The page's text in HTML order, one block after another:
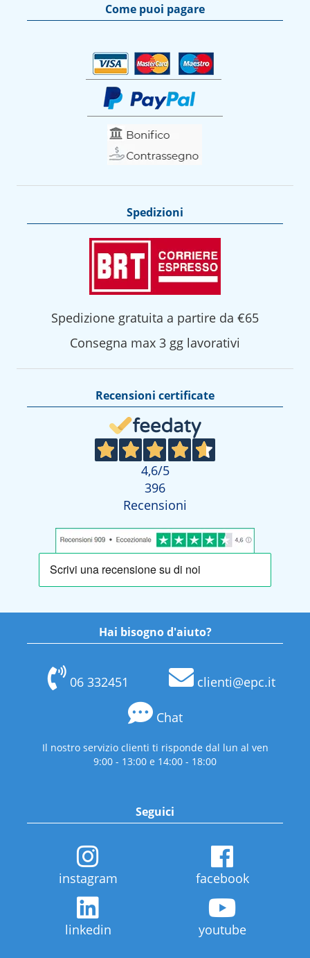
Come puoi pagare
Spedizioni
Spedizione gratuita a partire da €65
Consegna max 3 gg lavorativi
Recensioni certificate
4,6/5
396
Recensioni
Hai bisogno d'aiuto?
06 332451 clienti@epc.it
Chat
Il nostro servizio clienti ti risponde dal lun al ven
9:00 - 13:00 e 14:00 - 18:00
Seguici
instagram facebook
linkedin youtube